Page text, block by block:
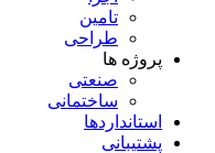
تامین
طراحی
پروژه ها
صنعتی
ساختمانی
استانداردها
پشتیبانی